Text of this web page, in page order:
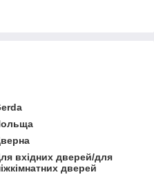
вхідних дверей/для
дверей